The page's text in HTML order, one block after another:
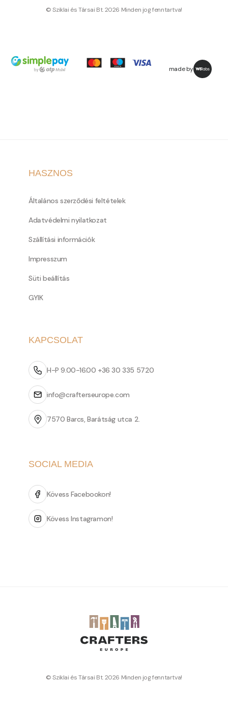
© Sziklai és Társai Bt. 2026 Minden jog fenntartva!
made by
HASZNOS
Általános szerződési feltételek
Adatvédelmi nyilatkozat
Szállítási információk
Impresszum
Süti beállítás
GYIK
KAPCSOLAT
H-P 9.00-16.00 +36 30 335 5720
info@crafterseurope.com
7570 Barcs, Barátság utca 2.
SOCIAL MEDIA
Kövess Facebookon!
Kövess Instagramon!
© Sziklai és Társai Bt. 2026 Minden jog fenntartva!